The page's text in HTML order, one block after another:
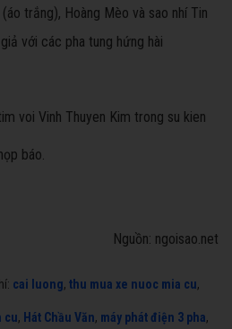
trắng), Hoàng Mèo và sao nhí Tin
với các pha tung hứng hài
báo.
Nguồn: ngoisao.net
cai luong, thu mua xe nuoc mia cu,
cu, Hát Chầu Văn, máy phát điện 3 pha,